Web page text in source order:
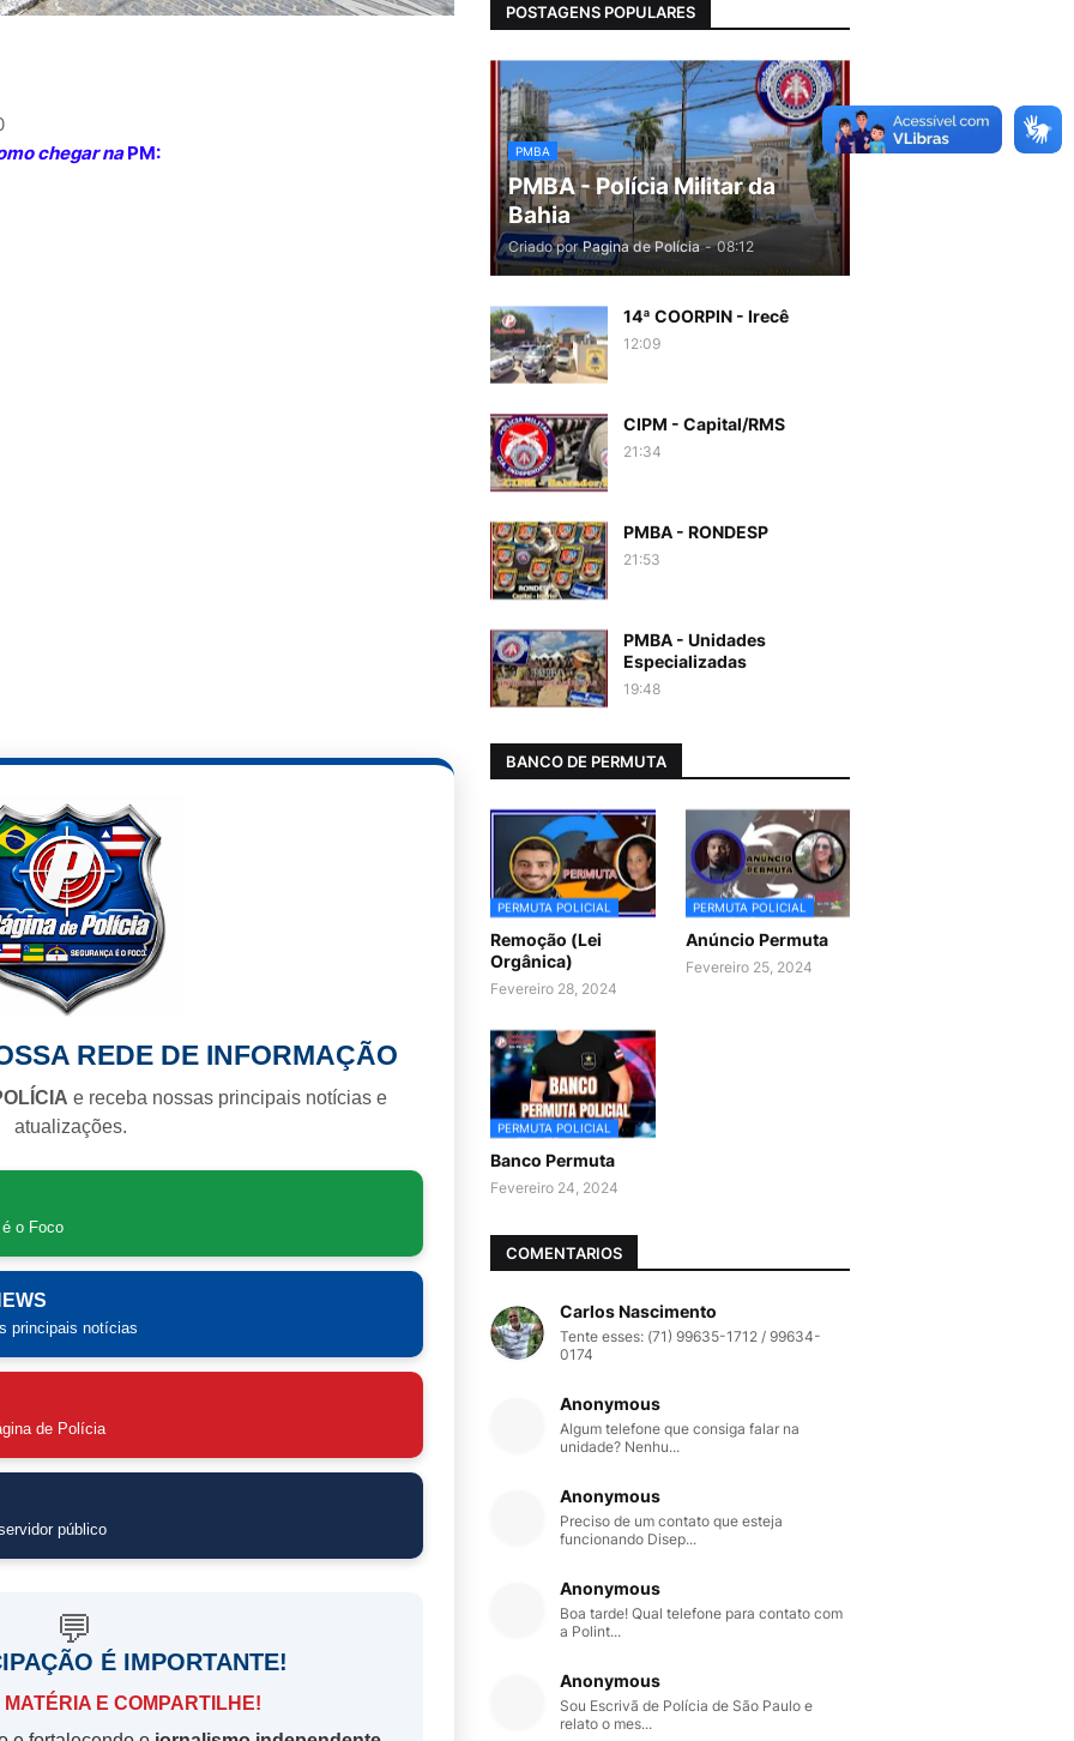
chegar naPM:
REDE DE INFORMAÇÃO
e receba nossas principais notícias e
atualizações.
o Foco
principais notícias
de Polícia
público
💬
É IMPORTANTE!
MATÉRIA E COMPARTILHE!
POSTAGENS POPULARES
PMBA
PMBA - Polícia Militar da
Bahia
Criado por Pagina de Polícia - 08:12
14ª COORPIN - Irecê
12:09
CIPM - Capital/RMS
21:34
PMBA - RONDESP
21:53
PMBA - Unidades
Especializadas
19:48
BANCO DE PERMUTA
PERMUTA POLICIAL
Remoção (Lei
Orgânica)
Fevereiro 28, 2024
PERMUTA POLICIAL
Anúncio Permuta
Fevereiro 25, 2024
PERMUTA POLICIAL
Banco Permuta
Fevereiro 24, 2024
COMENTARIOS
Carlos Nascimento
Tente esses: (71) 99635-1712 / 99634-
0174
Anonymous
Algum telefone que consiga falar na
unidade? Nenhu...
Anonymous
Preciso de um contato que esteja
funcionando Disep...
Anonymous
Boa tarde! Qual telefone para contato com
a Polint...
Anonymous
Sou Escrivã de Polícia de São Paulo e
relato o mes...